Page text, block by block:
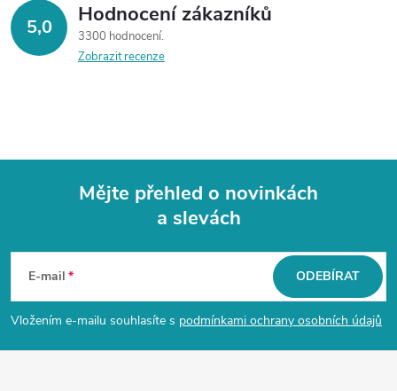
5,0 Hodnocení zákazníků
3300 hodnocení
Zobrazit recenze
p
a
Mějte přehled o novinkách
a slevách
E-mail
Vložením e-mailu souhlasíte s podmínkami ochrany osobních údajů
ODEBÍRAT